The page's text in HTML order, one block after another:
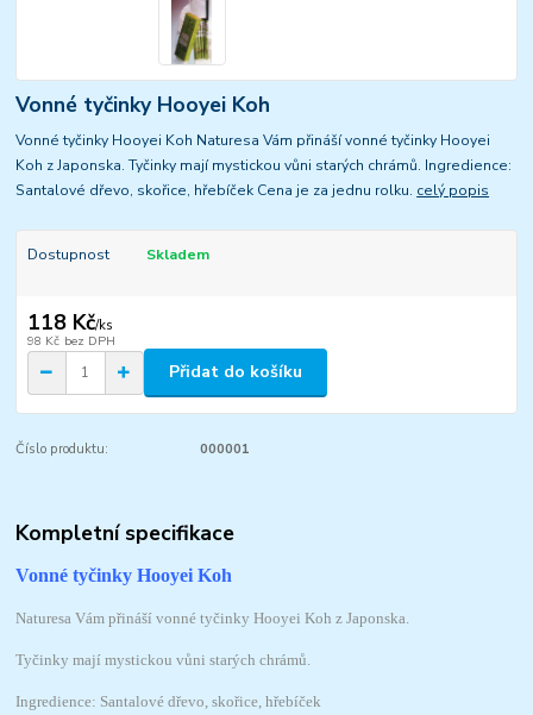
Vonné tyčinky Hooyei Koh
Vonné tyčinky Hooyei Koh Naturesa Vám přináší vonné tyčinky Hooyei
Koh z Japonska. Tyčinky mají mystickou vůni starých chrámů. Ingredience:
Santalové dřevo, skořice, hřebíček Cena je za jednu rolku. celý popis
Dostupnost Skladem
118 Kč/ks
98 Kč bez DPH
Přidat do košíku
Číslo produktu: 000001
Kompletní specifikace
Vonné tyčinky Hooyei Koh
Naturesa Vám přináší vonné tyčinky Hooyei Koh z Japonska.
Tyčinky mají mystickou vůni starých chrámů.
Ingredience: Santalové dřevo, skořice, hřebíček